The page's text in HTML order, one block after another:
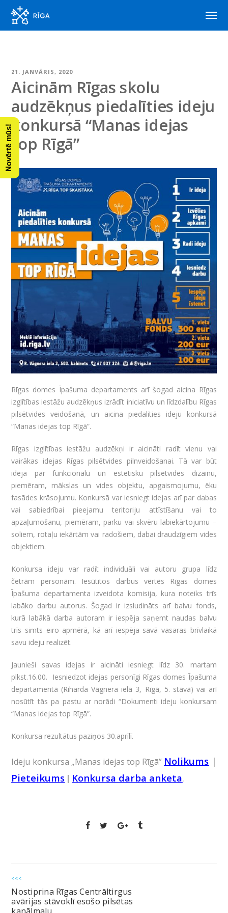
21. JANVĀRIS, 2020
Aicinām Rīgas skolu
audzēkņus piedalīties ideju
konkursā “Manas idejas
top Rīgā”
Rīgas domes Īpašuma departaments arī šogad aicina Rīgas
izglītības iestāžu audzēkņus izrādīt iniciatīvu un līdzdalību Rīgas
pilsētvides veidošanā, un aicina piedalīties ideju konkursā
“Manas idejas top Rīgā”.
Rīgas izglītības iestāžu audzēkņi ir aicināti radīt vienu vai
vairākas idejas Rīgas pilsētvides pilnveidošanai. Tā var būt
ideja par funkcionālu un estētisku pilsētvides dizainu,
piemēram, mākslas un vides objektu, apgaismojumu, ēku
fasādes krāsojumu. Konkursā var iesniegt idejas arī par dabas
vai sabiedrībai pieejamu teritoriju attīstīšanu vai to
apzaļumošanu, piemēram, parku vai skvēru labiekārtojumu –
soliem, rotaļu iekārtām vai radošiem, dabai draudzīgiem vides
objektiem.
Konkursa ideju var radīt individuāli vai autoru grupa līdz
četrām personām. Iesūtītos darbus vērtēs Rīgas domes
Īpašuma departamenta izveidota komisija, kura noteiks trīs
labāko darbu autorus. Šogad ir izsludināts arī balvu fonds,
kurā labākā darba autoram ir iespēja saņemt naudas balvu
trīs simts eiro apmērā, kā arī iespēja savā vasaras brīvlaikā
savu ideju realizēt.
Jaunieši savas idejas ir aicināti iesniegt līdz 30. martam
plkst.16.00. Iesniedzot idejas personīgi Rīgas domes Īpašuma
departamentā (Riharda Vāgnera ielā 3, Rīgā, 5. stāvā) vai arī
nosūtīt tās pa pastu ar norādi “Dokumenti ideju konkursam
“Manas idejas top Rīgā”.
Konkursa rezultātus paziņos 30.aprīlī.
Ideju konkursa „Manas idejas top Rīgā” Nolikums |
Pieteikums | Konkursa darba anketa.
<<<
Nostiprina Rīgas Centrāltirgus
avārijas stāvoklī esošo pilsētas
Novērtē mūs!